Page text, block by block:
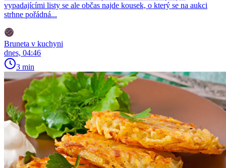
vypadajícími listy se ale občas najde kousek, o který se na aukci
strhne pořádná...
Bruneta v kuchyni
dnes, 04:46
3 min